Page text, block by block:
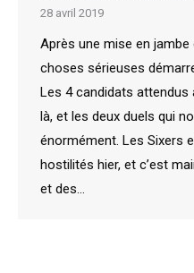
28 avril 2019
Après une mise en
choses sérieuses
Les 4 candidats
là, et les deux duels qui
énormément. Les Sixers
hostilités hier, et c’est
et des…